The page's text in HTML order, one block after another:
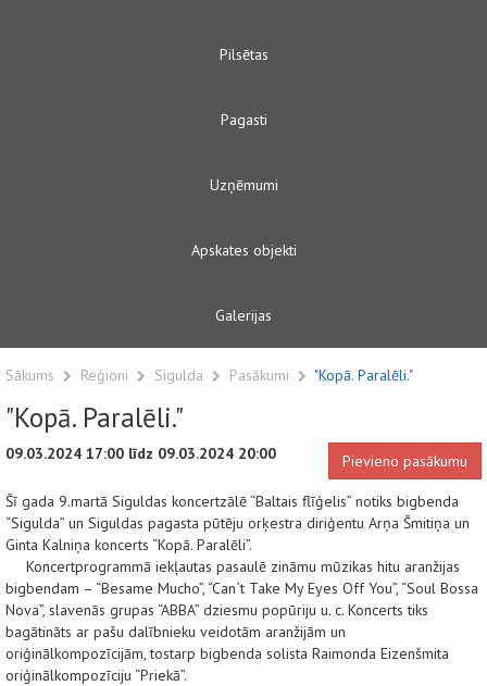
Pilsētas
Pagasti
Uzņēmumi
Apskates objekti
Galerijas
Sākums Reģioni Sigulda Pasākumi "Kopā. Paralēli."
"Kopā. Paralēli."
09.03.2024 17:00 līdz 09.03.2024 20:00 Pievieno pasākumu
Šī gada 9.martā Siguldas koncertzālē “Baltais flīģelis” notiks bigbenda
“Sigulda” un Siguldas pagasta pūtēju orķestra diriģentu Arņa Šmitiņa un
Ginta Kalniņa koncerts “Kopā. Paralēli”.
Koncertprogrammā iekļautas pasaulē zināmu mūzikas hitu aranžijas
bigbendam – “Besame Mucho”, “Can`t Take My Eyes Off You”, “Soul Bossa
Nova”, slavenās grupas “ABBA” dziesmu popūriju u. c. Koncerts tiks
bagātināts ar pašu dalībnieku veidotām aranžijām un
oriģinālkompozīcijām, tostarp bigbenda solista Raimonda Eizenšmita
oriģinālkompozīciju “Priekā”.